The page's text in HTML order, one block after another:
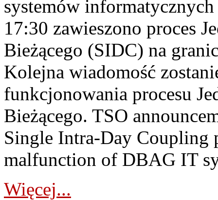
systemów
17:30 zawieszono proces
Bieżącego (SIDC) na
Kolejna wiadomość
funkcjonowania procesu
Bieżącego. TSO
Single Intra-Day Coupling
malfunction of DBAG IT
Więcej...